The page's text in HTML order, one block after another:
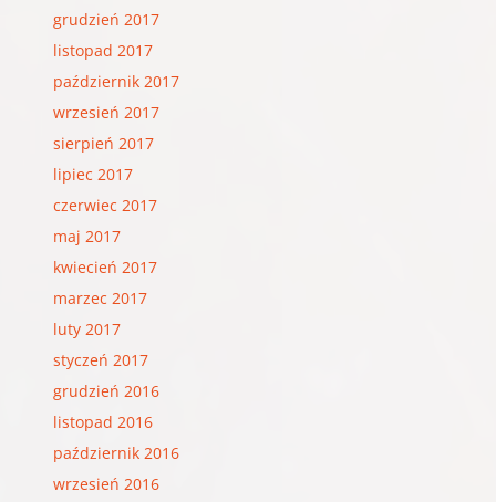
grudzień 2017
listopad 2017
październik 2017
wrzesień 2017
sierpień 2017
lipiec 2017
czerwiec 2017
maj 2017
kwiecień 2017
marzec 2017
luty 2017
styczeń 2017
grudzień 2016
listopad 2016
październik 2016
wrzesień 2016